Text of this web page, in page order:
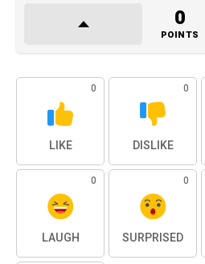
0
POINTS
0
LIKE
0
DISLIKE
0
LAUGH
0
SURPRISED